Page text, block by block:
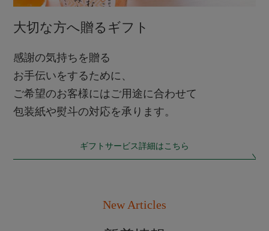
大切な方へ贈るギフト
感謝の気持ちを贈る
お手伝いをするために、
ご希望のお客様にはご用途に合わせて
包装紙や熨斗の対応を承ります。
ギフトサービス詳細はこちら